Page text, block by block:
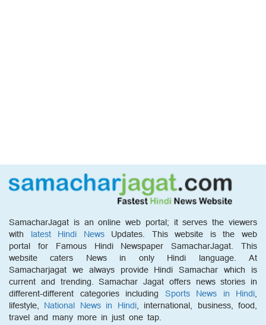
SamacharJagat is an online web portal; it serves the viewers
with latest Hindi NewsUpdates. This website is the web
portal for Famous Hindi Newspaper SamacharJagat. This
website caters News in only Hindi language. At
Samacharjagat we always provide Hindi Samachar which is
current and trending. Samachar Jagat offers news stories in
different-different categories including Sports News in Hindi,
lifestyle, National News in Hindi, international, business, food,
travel and many more in just one tap.